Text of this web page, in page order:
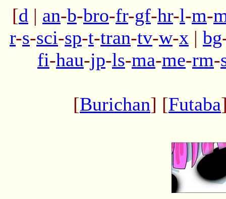
[d | an-b-bro-fr-gf-hr-l-m-
r-s-sci-sp-t-tran-tv-w-x | bg
fi-hau-jp-ls-ma-me-rm-
[Burichan] [Futaba